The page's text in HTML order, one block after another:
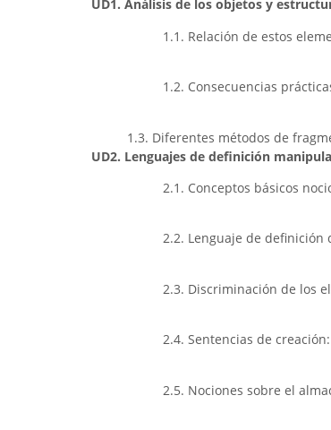
UD1. Análisis de los objetos y
1.1. Relación de estos
1.2. Consecuencias
1.3. Diferentes métodos de
UD2. Lenguajes de definición
2.1. Conceptos básicos
2.2. Lenguaje de definición
2.3. Discriminación de los
2.4. Sentencias de creación:
2.5. Nociones sobre el